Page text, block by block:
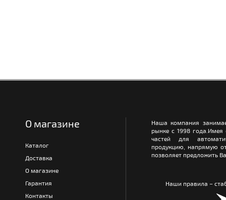
О магазине
Каталог
Доставка
О магазине
Гарантия
Контакты
Наша компания
рынке с 1998
частей для
продукцию, напрямую
позволяет предложить
Наши правила –